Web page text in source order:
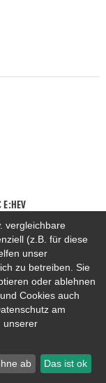
E:HEV
& E:PHEV
vergleichbare
(z.B. für diese
unser
zu betreiben. Sie
oder ablehnen
Cookies auch
am
unserer
ab Das ist ok